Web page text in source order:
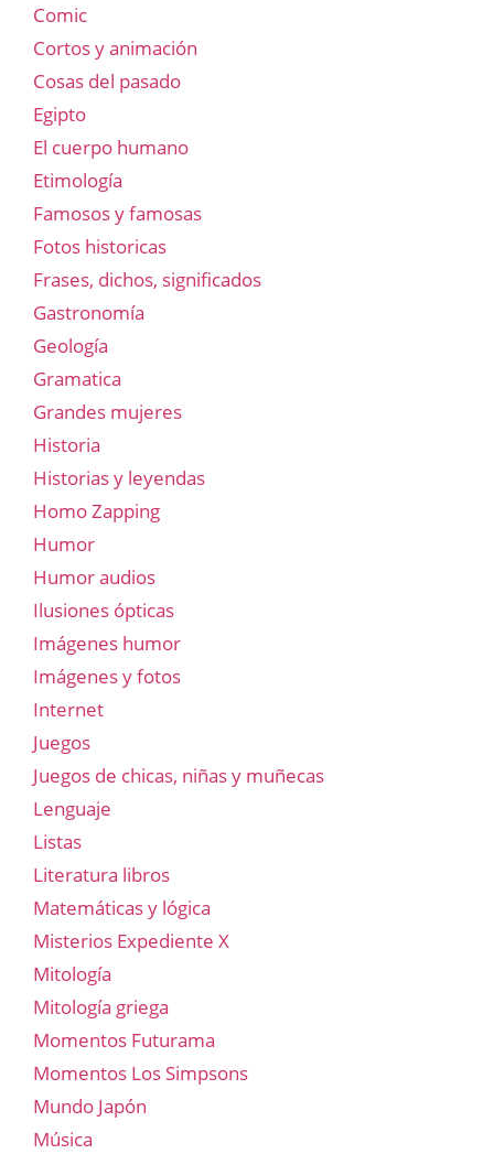
Comic
Cortos y animación
Cosas del pasado
Egipto
El cuerpo humano
Etimología
Famosos y famosas
Fotos historicas
Frases, dichos, significados
Gastronomía
Geología
Gramatica
Grandes mujeres
Historia
Historias y leyendas
Homo Zapping
Humor
Humor audios
Ilusiones ópticas
Imágenes humor
Imágenes y fotos
Internet
Juegos
Juegos de chicas, niñas y muñecas
Lenguaje
Listas
Literatura libros
Matemáticas y lógica
Misterios Expediente X
Mitología
Mitología griega
Momentos Futurama
Momentos Los Simpsons
Mundo Japón
Música